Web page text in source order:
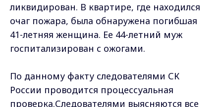
ликвидирован. В квартире, где находился
очаг пожара, была обнаружена погибшая
41-летняя женщина. Ее 44-летний муж
госпитализирован с ожогами.
По данному факту следователями СК
России проводится процессуальная
проверка.Следователями выясняются все